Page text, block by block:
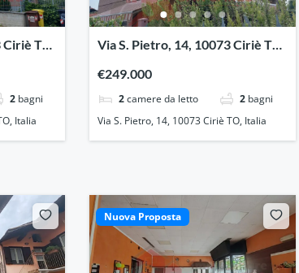
TO,
2 bagni
Italia
Via S. Pietro, 14, 10073 Ciriè TO,
€249.000
2 camere da letto 2 bagni
Via S. Pietro, 14, 10073 Ciriè TO, Italia
Nuova Proposta